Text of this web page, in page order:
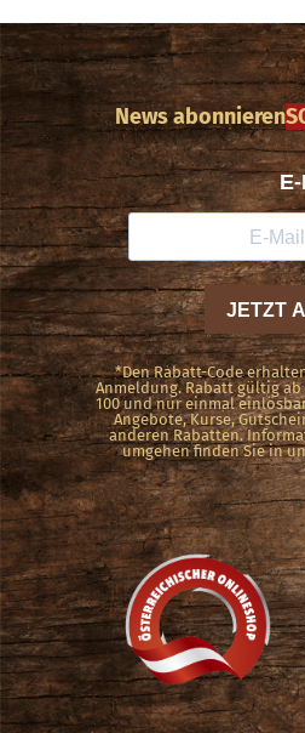
News abonnieren
*Den Rabatt-Code
Anmeldung. Rabatt gültig
100 und nur einmal
Angebote, Kurse,
anderen Rabatten.
umgehen finden Sie in